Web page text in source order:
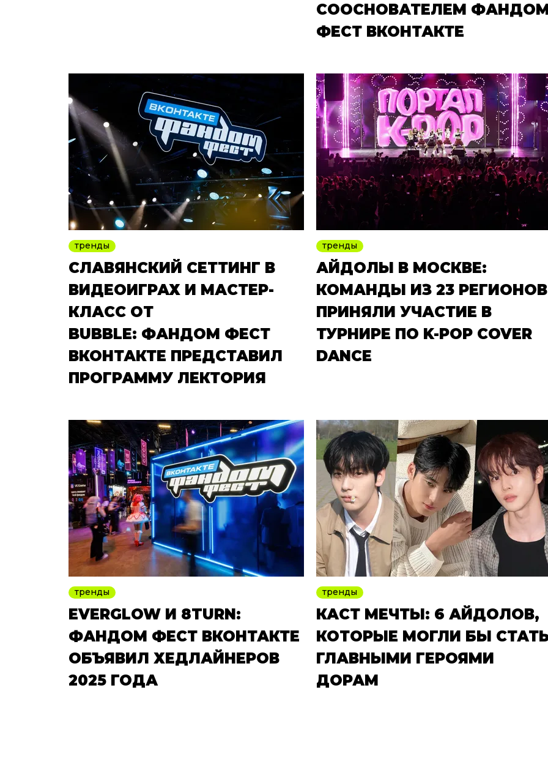
СООСНОВАТЕЛЕМ
ФЕСТ ВКОНТАКТЕ
тренды
СЛАВЯНСКИЙ СЕТТИНГ В
ВИДЕОИГРАХ И МАСТЕР-
КЛАСС ОТ
BUBBLE: ФАНДОМ ФЕСТ
ВКОНТАКТЕ ПРЕДСТАВИЛ
ПРОГРАММУ ЛЕКТОРИЯ
тренды
АЙДОЛЫ В МОСКВЕ:
КОМАНДЫ ИЗ 23 РЕГИОНОВ
ПРИНЯЛИ УЧАСТИЕ В
ТУРНИРЕ ПО K-POP COVER
DANCE
тренды
EVERGLOW И 8TURN:
ФАНДОМ ФЕСТ ВКОНТАКТЕ
ОБЪЯВИЛ ХЕДЛАЙНЕРОВ
2025 ГОДА
тренды
КАСТ МЕЧТЫ: 6 АЙДОЛОВ,
КОТОРЫЕ МОГЛИ БЫ
ГЛАВНЫМИ ГЕРОЯМИ
ДОРАМ